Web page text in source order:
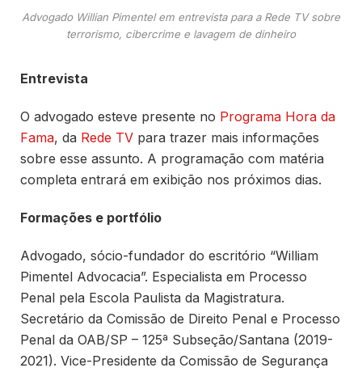
Advogado Willian Pimentel em entrevista para a Rede TV sobre
terrorismo, cibercrime e lavagem de dinheiro
Entrevista
O advogado esteve presente no Programa Hora da
Fama, da Rede TV para trazer mais informações
sobre esse assunto. A programação com matéria
completa entrará em exibição nos próximos dias.
Formações e portfólio
Advogado, sócio-fundador do escritório “William
Pimentel Advocacia”. Especialista em Processo
Penal pela Escola Paulista da Magistratura.
Secretário da Comissão de Direito Penal e Processo
Penal da OAB/SP – 125ª Subseção/Santana (2019-
2021). Vice-Presidente da Comissão de Segurança